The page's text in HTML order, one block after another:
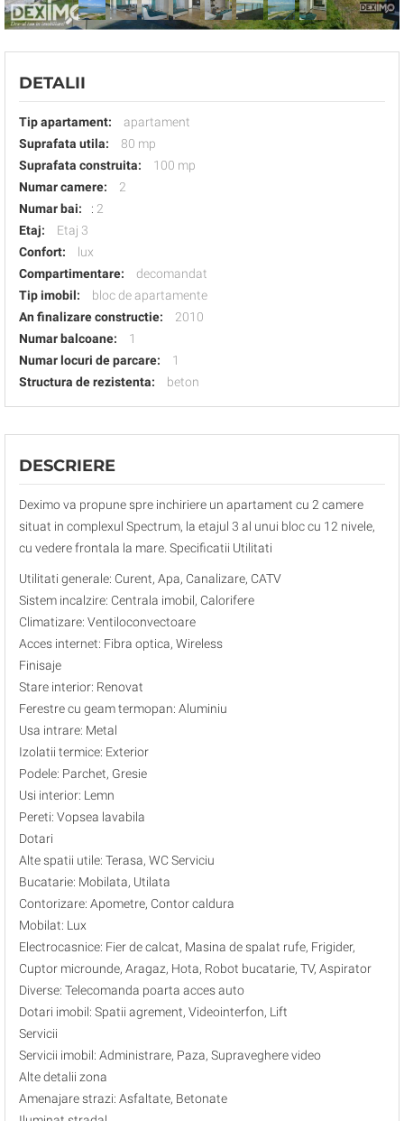
DETALII
Tip apartament:
apartament
Suprafata utila:
80 mp
Suprafata construita:
100 mp
Numar camere:
2
Numar bai:
: 2
Etaj:
Etaj 3
Confort:
lux
Compartimentare:
decomandat
Tip imobil:
bloc de apartamente
An finalizare constructie:
2010
Numar balcoane:
1
Numar locuri de parcare:
1
Structura de rezistenta:
beton
DESCRIERE
Deximo va propune spre inchiriere un apartament cu 2 camere
situat in complexul Spectrum, la etajul 3 al unui bloc cu 12 nivele,
cu vedere frontala la mare. Specificatii Utilitati
Utilitati generale: Curent, Apa, Canalizare, CATV
Sistem incalzire: Centrala imobil, Calorifere
Climatizare: Ventiloconvectoare
Acces internet: Fibra optica, Wireless
Finisaje
Stare interior: Renovat
Ferestre cu geam termopan: Aluminiu
Usa intrare: Metal
Izolatii termice: Exterior
Podele: Parchet, Gresie
Usi interior: Lemn
Pereti: Vopsea lavabila
Dotari
Alte spatii utile: Terasa, WC Serviciu
Bucatarie: Mobilata, Utilata
Contorizare: Apometre, Contor caldura
Mobilat: Lux
Electrocasnice: Fier de calcat, Masina de spalat rufe, Frigider,
Cuptor microunde, Aragaz, Hota, Robot bucatarie, TV, Aspirator
Diverse: Telecomanda poarta acces auto
Dotari imobil: Spatii agrement, Videointerfon, Lift
Servicii
Servicii imobil: Administrare, Paza, Supraveghere video
Alte detalii zona
Amenajare strazi: Asfaltate, Betonate